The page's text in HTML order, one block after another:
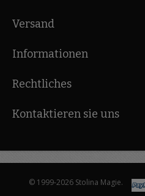
Versand
Informationen
Rechtliches
Kontaktieren sie uns
© 1999-2026 Stolina Magie.